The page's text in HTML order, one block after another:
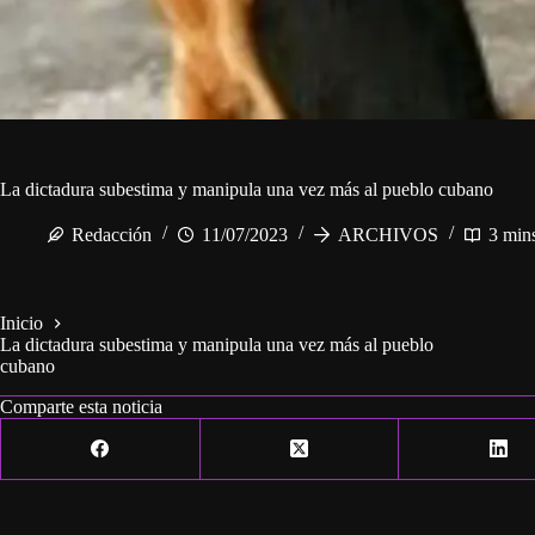
La dictadura subestima y manipula una vez más al pueblo cubano
Redacción 11/07/2023 ARCHIVOS 3
Inicio
La dictadura subestima y manipula una vez más al pueblo
cubano
Comparte esta noticia